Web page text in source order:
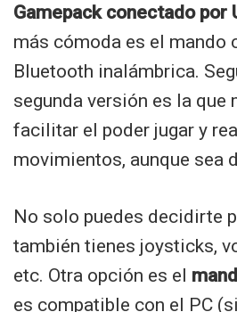
Gamepack conectado por
más cómoda es el mando
Bluetooth inalámbrica.
segunda versión es la que
facilitar el poder jugar y
movimientos, aunque sea
No solo puedes decidirte
también tienes joysticks,
etc. Otra opción es el
es compatible con el PC